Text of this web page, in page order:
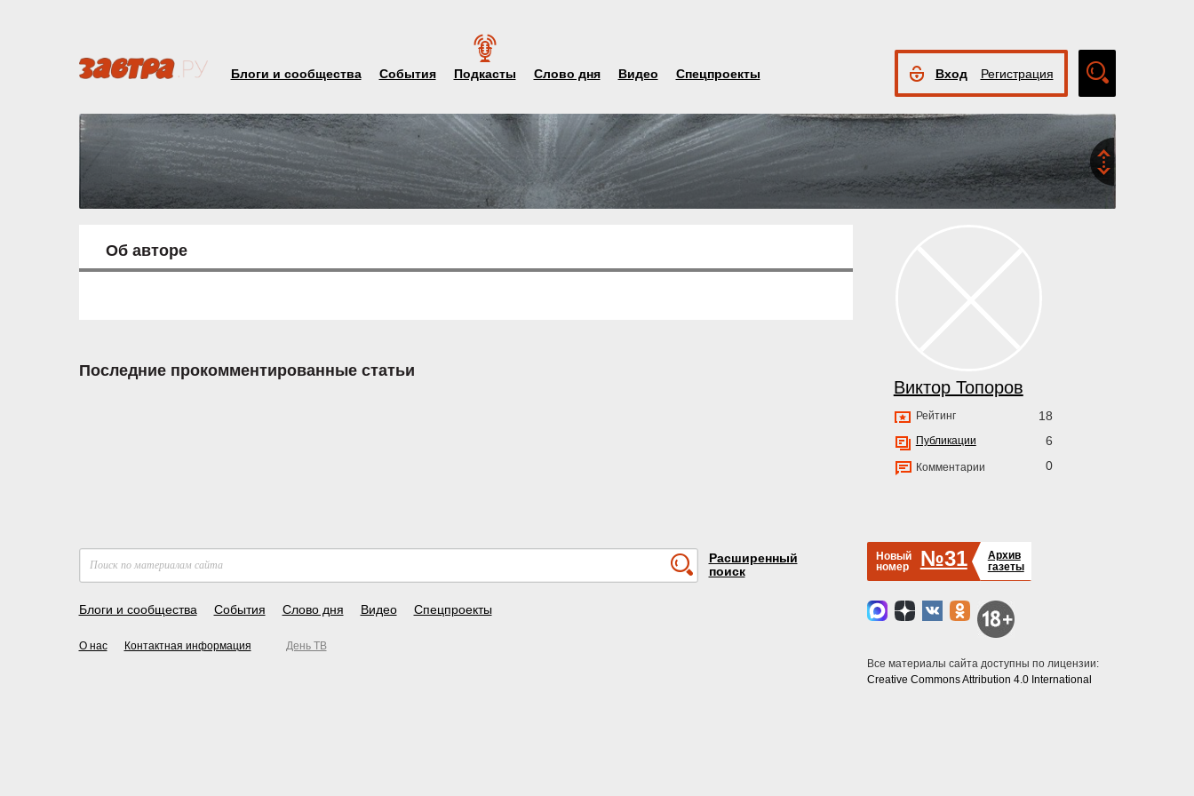
Блоги и сообщества События Подкасты Слово дня Видео Спецпроекты Вход Регистрация
поиск
Об авторе
Последние прокомментированные статьи
Виктор Топоров
Рейтинг 18
Публикации 6
Комментарии 0
Расширенный
поиск
Блоги и сообщества События Слово дня Видео Спецпроекты
О нас Контактная информация День ТВ
Новый
номер
№31
Архив
газеты
Все материалы сайта доступны по лицензии:
Creative Commons Attribution 4.0 International